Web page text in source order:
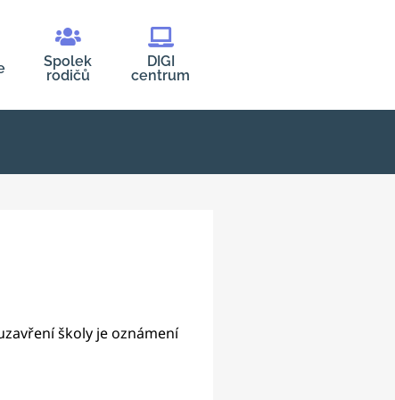
Spolek
rodičů
DIGI
centrum
školy je oznámení